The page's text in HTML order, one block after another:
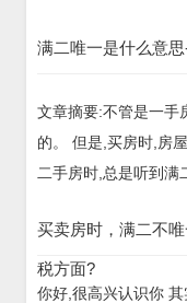
满二唯一是什么意
文章摘要:不管是一手
的。 但是,买房时,房
二手房时,总是听到满
买卖房时，满二不
税方面?
你好,很高兴认识你